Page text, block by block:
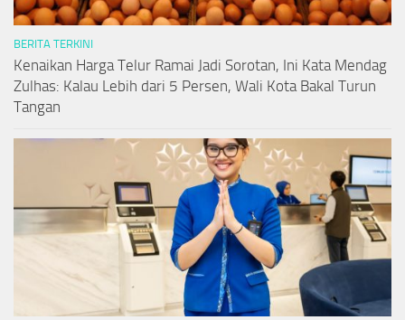
BERITA TERKINI
Kenaikan Harga Telur Ramai Jadi Sorotan, Ini Kata Mendag
Zulhas: Kalau Lebih dari 5 Persen, Wali Kota Bakal Turun
Tangan